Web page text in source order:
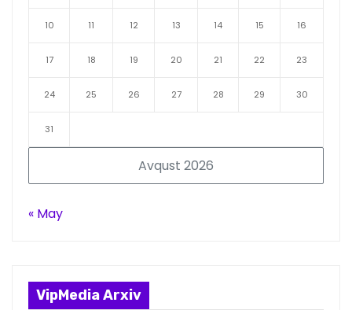
Avqust 2026
10 11 12 13 14 15 16
17 18 19 20 21 22 23
24 25 26 27 28 29 30
31
« May
VipMedia Arxiv